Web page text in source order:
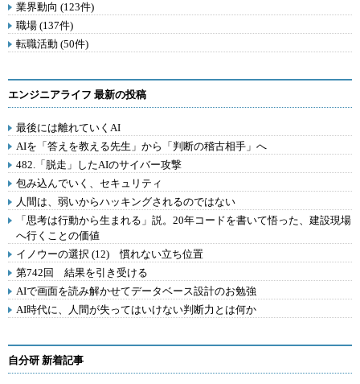
業界動向 (123件)
職場 (137件)
転職活動 (50件)
エンジニアライフ 最新の投稿
最後には離れていくAI
AIを「答えを教える先生」から「判断の稽古相手」へ
482.「脱走」したAIのサイバー攻撃
包み込んでいく、セキュリティ
人間は、弱いからハッキングされるのではない
「思考は行動から生まれる」説。20年コードを書いて悟った、建設現場
へ行くことの価値
イノウーの選択 (12) 慣れない立ち位置
第742回 結果を引き受ける
AIで画面を読み解かせてデータベース設計のお勉強
AI時代に、人間が失ってはいけない判断力とは何か
自分研 新着記事